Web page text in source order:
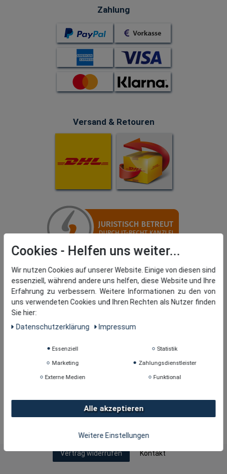
Zahlung
Versand & Retouren
Copyright © 2026
· tomBrook GmbH. Alle Rechte
Vertrag widerrufen Kontakt
Cookies
Wir nutzen Cookies auf unserer Website. Einige von diesen sind
essenziell, während andere uns helfen, diese Website und Ihre
Erfahrung zu verbessern. Weitere Informationen zu den von
uns verwendeten Cookies und Ihren Rechten als Nutzer finden
Sie hier:
Daten­schutz­erklärung
Impressum
Essenziell Statistik
Marketing Zahlungsdienstleister
Externe Medien Funktional
Alle akzeptieren
Weitere Einstellungen